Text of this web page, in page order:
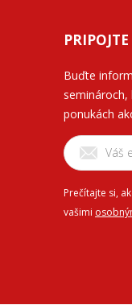
Buďte
seminároch,
ponukách
Prečítajte si,
vašimi